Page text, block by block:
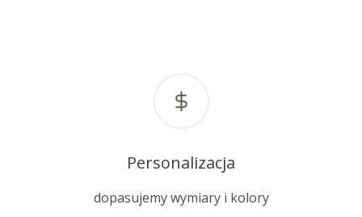
Personalizacja
dopasujemy wymiary i kolory